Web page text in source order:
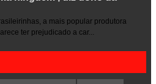
a mais popular produtora
ter prejudicado a car...